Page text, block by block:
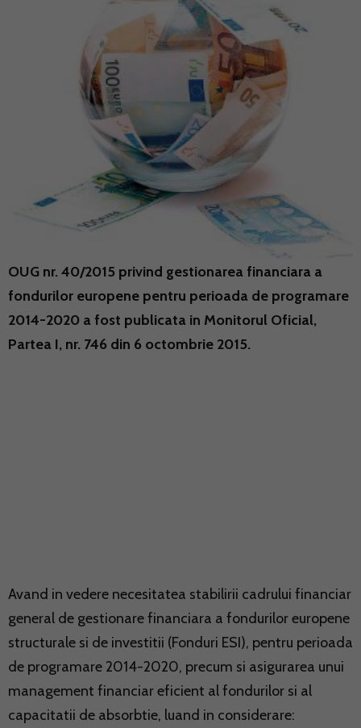
OUG nr. 40/2015 privind gestionarea financiara a
fondurilor europene pentru perioada de programare
2014-2020 a fost publicata in Monitorul Oficial,
Partea I, nr. 746 din 6 octombrie 2015.
Avand in vedere necesitatea stabilirii cadrului financiar
general de gestionare financiara a fondurilor europene
structurale si de investitii (Fonduri ESI), pentru perioada
de programare 2014-2020, precum si asigurarea unui
management financiar eficient al fondurilor si al
capacitatii de absorbtie, luand in considerare: